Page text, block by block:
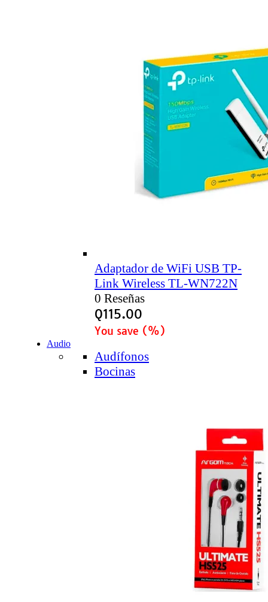
Adaptador de WiFi USB TP-
Link Wireless TL-WN722N
0 Reseñas
Q115.00
You save (%)
Audio
Audífonos
Bocinas